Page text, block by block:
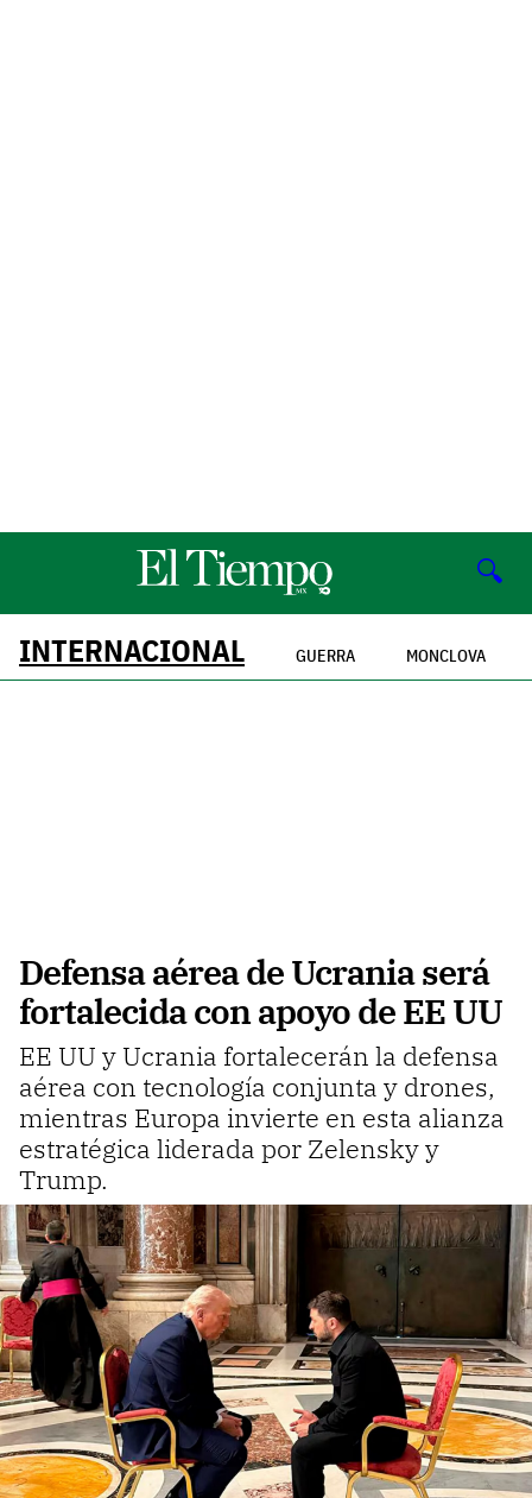
🔍
INTERNACIONAL GUERRA MONCLOVA
Defensa aérea de Ucrania será
fortalecida con apoyo de EE UU
EE UU y Ucrania fortalecerán la defensa
aérea con tecnología conjunta y drones,
mientras Europa invierte en esta alianza
estratégica liderada por Zelensky y
Trump.